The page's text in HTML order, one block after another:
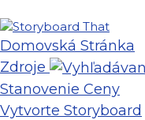
Domovská Stránka
Zdroje
Stanovenie Ceny
Vytvorte Storyboard